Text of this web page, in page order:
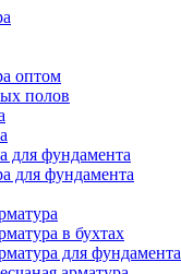
оптом
полов
для фундамента
для фундамента
в бухтах
для фундамента